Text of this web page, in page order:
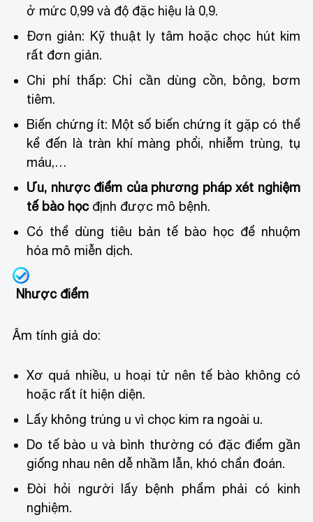
ở mức 0,99 và độ đặc hiệu là 0,9.
Đơn giản: Kỹ thuật ly tâm hoặc chọc hút kim
rất đơn giản.
Chi phí thấp: Chỉ cần dùng cồn, bông, bơm
tiêm.
Biến chứng ít: Một số biến chứng ít gặp có thể
kể đến là tràn khí màng phổi, nhiễm trùng, tụ
máu,…
Ưu, nhược điểm của phương pháp xét nghiệm
tế bào họcđịnh được mô bệnh.
Có thể dùng tiêu bản tế bào học để nhuộm
hóa mô miễn dịch.
Nhược điểm
Âm tính giả do:
Xơ quá nhiều, u hoại tử nên tế bào không có
hoặc rất ít hiện diện.
Lấy không trúng u vì chọc kim ra ngoài u.
Do tế bào u và bình thường có đặc điểm gần
giống nhau nên dễ nhầm lẫn, khó chẩn đoán.
Đòi hỏi người lấy bệnh phẩm phải có kinh
nghiệm.